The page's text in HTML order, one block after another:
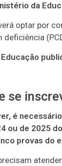
da
optar por
deficiência
se
é
ou de 2025
provas do